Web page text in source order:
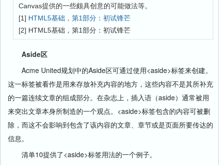
Canvas提供的一些颇具创意的可能做法等。
[1] HTML5基础，第1部分：初试锋芒
[2] HTML5基础，第1部分：初试锋芒
Aside区
Acme United规划中的Aside区可通过使用<aside>标签来创建。
这一标签被看作是用来存放补充内容的地方，这些内容不是其所补充
的一篇连续文章的组成部分。在杂志上，插入语（aside）通常被用
来突出文章本身所制造的一个观点。<aside>标签包含的内容可被删
除，而这不会影响到包含了该内容的文章、章节或是页面所要传达的
信息。
清单10提供了<aside>标签用法的一个例子。